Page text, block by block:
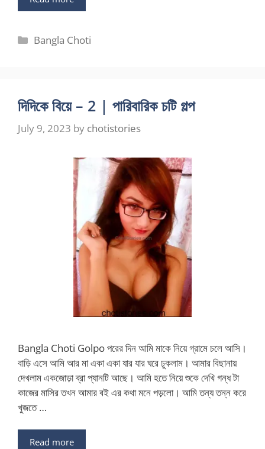
Categories
Bangla Choti
দিদিকে বিয়ে – 2 | পারিবারিক চটি গল্প
July 9, 2023 by chotistories
Bangla Choti Golpo পরের দিন আমি মাকে নিয়ে গ্রামে চলে আসি।
বাড়ি এসে আমি আর মা একা একা যার যার ঘরে ঢুকলাম। আমার বিছানায়
দেখলাম একজোড়া ব্রা প্যানটি আছে। আমি হতে নিয়ে শুকে দেখি গন্ধ টা
কাজের মাসির তখন আমার বই এর কথা মনে পড়লো। আমি তন্য তন্ন করে
খুজতে …
Read more